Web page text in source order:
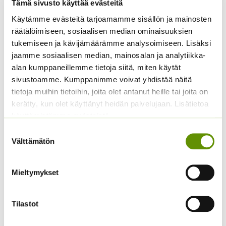
Tämä sivusto käyttää evästeitä
Käytämme evästeitä tarjoamamme sisällön ja mainosten
räätälöimiseen, sosiaalisen median ominaisuuksien
tukemiseen ja kävijämäärämme analysoimiseen. Lisäksi
jaamme sosiaalisen median, mainosalan ja analytiikka-
alan kumppaneillemme tietoja siitä, miten käytät
sivustoamme. Kumppanimme voivat yhdistää näitä
tietoja muihin tietoihin, joita olet antanut heille tai joita on
kerätty, kun olet käyttänyt heidän palvelujaan. Lisätietoa
käyttämistämme evästeistä
valinta
Välttämätön
Mieltymykset
Tilastot
Jänönhäntä ’Bunny
Tails’
5,00€ Sisältää arvonlisäveron
Tarhakukonkannus
sekoitus
3,00€ Sisältää arvonlisäveron
40 s.
Punakosmoskukka
Sisältää arvonlisäveron